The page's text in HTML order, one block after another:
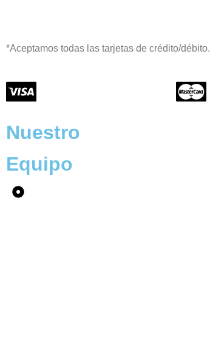
*Aceptamos todas las tarjetas de crédito/débito.
Nuestro
Equipo